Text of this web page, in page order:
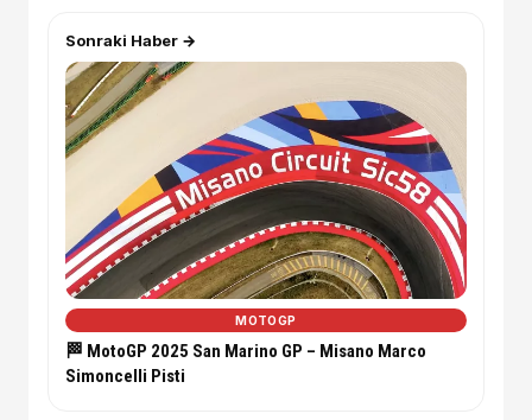
Sonraki Haber →
MOTOGP
🏁 MotoGP 2025 San Marino GP – Misano Marco
Simoncelli Pisti